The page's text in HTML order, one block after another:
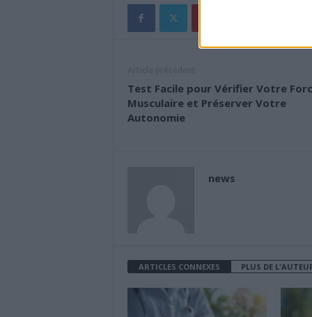
Test Facile pour Vérifier Votre
Musculaire et Préserver Votre
Autonomie
news
ARTICLES CONNEXES PLUS DE